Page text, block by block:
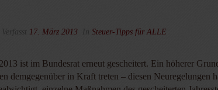
Verfasst 17. März 2013 In Steuer-Tipps für ALLE
ist im Bundesrat erneut gescheitert. Ein höherer
demgegenüber in Kraft treten – diesen Neuregelungen